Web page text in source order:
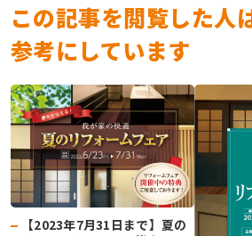
この記事を閲覧した人
参考にしています
【2023年7月31日まで】夏の